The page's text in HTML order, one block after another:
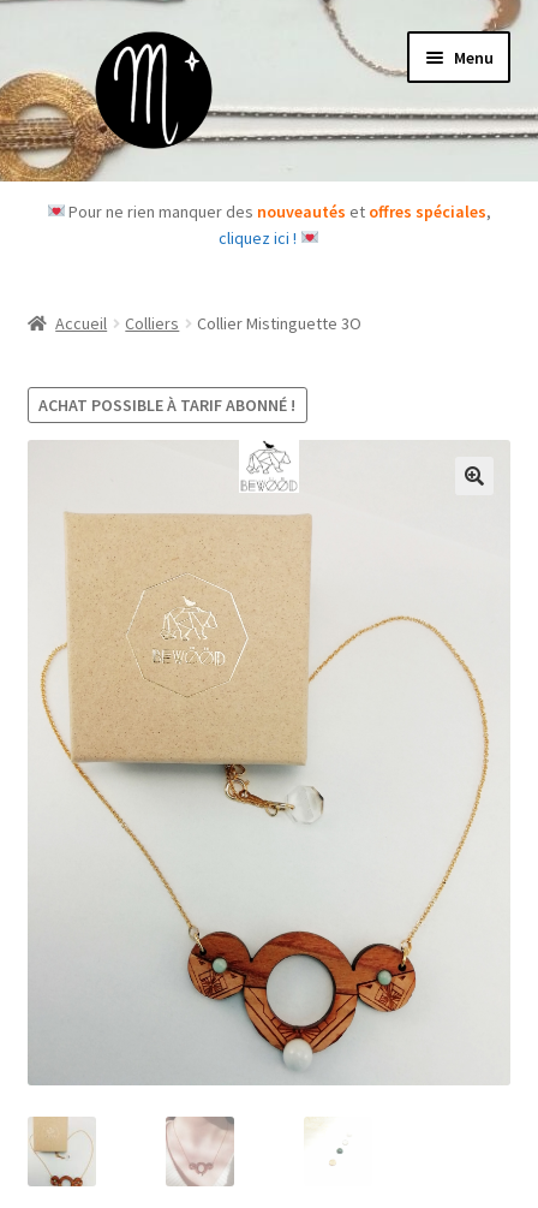
à
la
navigation
au
contenu
Menu
Accueil
Les box
J’échange !
Mon compte
Ma Wishlist
Pour ne rien manquer des nouveautéset offres spéciales,
cliquez ici !
Accueil Colliers Collier Mistinguette 3O
ACHAT POSSIBLE À TARIF ABONNÉ !